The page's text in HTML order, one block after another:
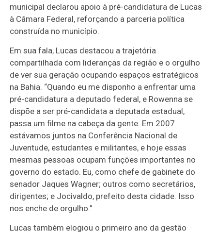
municipal declarou apoio à pré-candidatura de Lucas
à Câmara Federal, reforçando a parceria política
construída no município.
Em sua fala, Lucas destacou a trajetória
compartilhada com lideranças da região e o orgulho
de ver sua geração ocupando espaços estratégicos
na Bahia. “Quando eu me disponho a enfrentar uma
pré-candidatura a deputado federal, e Rowenna se
dispõe a ser pré-candidata a deputada estadual,
passa um filme na cabeça da gente. Em 2007
estávamos juntos na Conferência Nacional de
Juventude, estudantes e militantes, e hoje essas
mesmas pessoas ocupam funções importantes no
governo do estado. Eu, como chefe de gabinete do
senador Jaques Wagner; outros como secretários,
dirigentes; e Jocivaldo, prefeito desta cidade. Isso
nos enche de orgulho.”
Lucas também elogiou o primeiro ano da gestão